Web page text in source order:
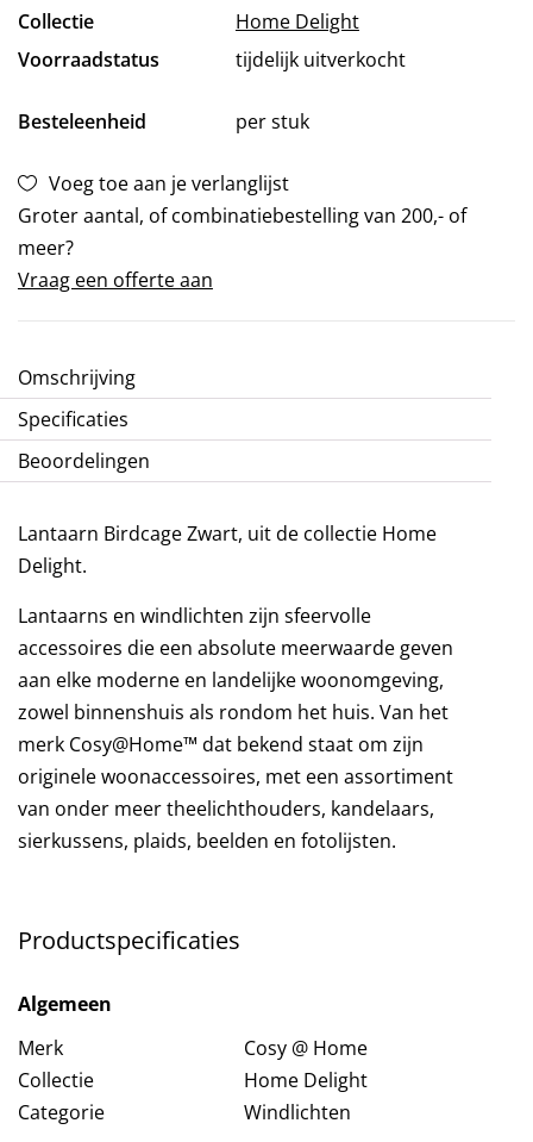
Collectie
Home Delight
Voorraadstatus
tijdelijk uitverkocht
Besteleenheid per stuk
Voeg toe aan je verlanglijst
Groter aantal, of combinatiebestelling van 200,- of
meer?
Vraag een offerte aan
Omschrijving
Specificaties
Beoordelingen
Lantaarn Birdcage Zwart, uit de collectie Home
Delight.
Lantaarns en windlichten zijn sfeervolle
accessoires die een absolute meerwaarde geven
aan elke moderne en landelijke woonomgeving,
zowel binnenshuis als rondom het huis. Van het
merk Cosy@Home™ dat bekend staat om zijn
originele woonaccessoires, met een assortiment
van onder meer theelichthouders, kandelaars,
sierkussens, plaids, beelden en fotolijsten.
Productspecificaties
Algemeen
Merk
Cosy @ Home
Collectie
Home Delight
Categorie
Windlichten